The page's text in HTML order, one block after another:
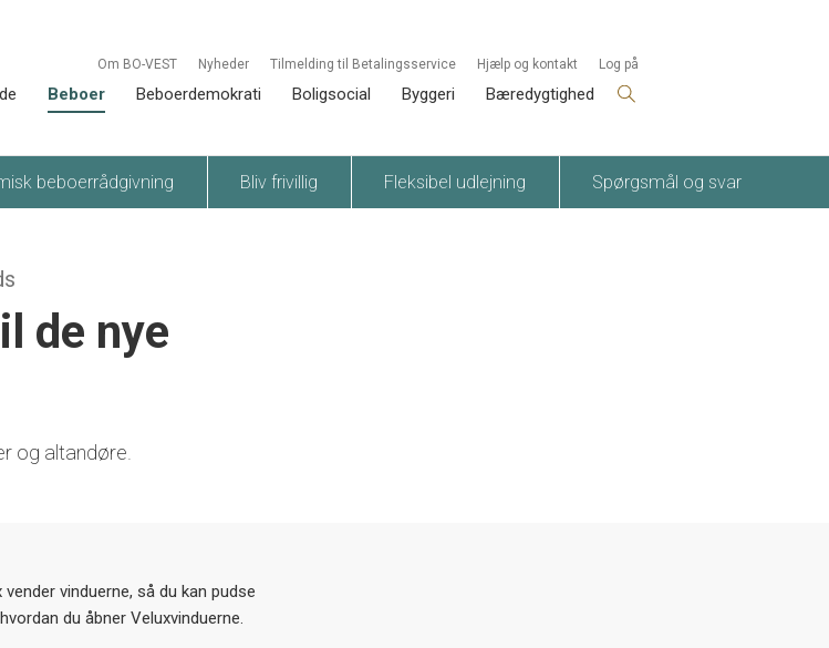
Om BO-VEST Nyheder Tilmelding til Betalingsservice Hjælp og kontakt Log på
Beboer Beboerdemokrati Boligsocial Byggeri Bæredygtighed
beboerrådgivning Bliv frivillig Fleksibel udlejning Spørgsmål og svar
de nye
og altandøre.
vinduerne, så du kan pudse
du åbner Veluxvinduerne.